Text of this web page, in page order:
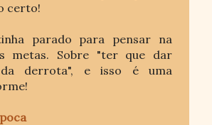
certo!
parado para pensar na
metas. Sobre "ter que dar
da derrota", e isso é uma